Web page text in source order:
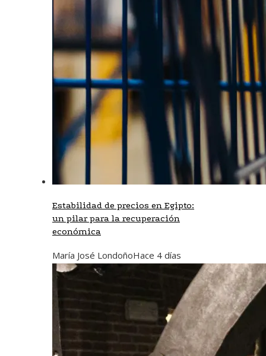
Estabilidad de precios en Egipto:
un pilar para la recuperación
económica
María José LondoñoHace 4 días